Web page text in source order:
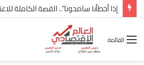
القائمة